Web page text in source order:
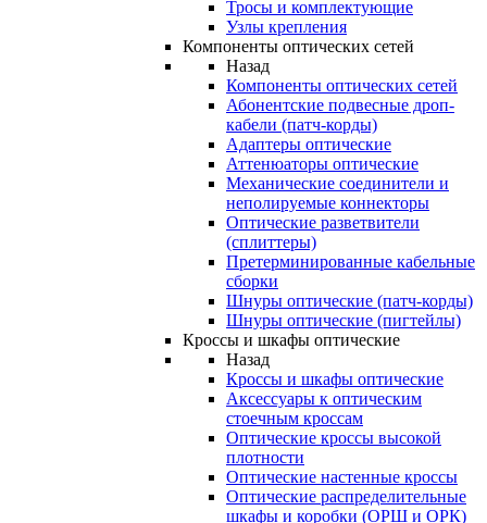
Тросы и комплектующие
Узлы крепления
Компоненты оптических сетей
Назад
Компоненты оптических сетей
Абонентские подвесные дроп-
кабели (патч-корды)
Адаптеры оптические
Аттенюаторы оптические
Механические соединители и
неполируемые коннекторы
Оптические разветвители
(сплиттеры)
Претерминированные кабельные
сборки
Шнуры оптические (патч-корды)
Шнуры оптические (пигтейлы)
Кроссы и шкафы оптические
Назад
Кроссы и шкафы оптические
Аксессуары к оптическим
стоечным кроссам
Оптические кроссы высокой
плотности
Оптические настенные кроссы
Оптические распределительные
шкафы и коробки (ОРШ и ОРК)